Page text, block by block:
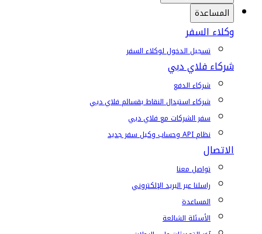
المساعدة
وكلاء السفر
تسجيل الدخول لوكلاء السفر
شركاء فلاي دبي
شركاء الدفع
شركاء استبدال النقاط بقسائم فلاي دبي
سفر الشركات مع فلاي دبي
نظام API وحساب وكيل سفر جديد
الاتصال
تواصل معنا
راسلنا عبر البريد الإلكتروني
المساعدة
الأسئلة الشائعة